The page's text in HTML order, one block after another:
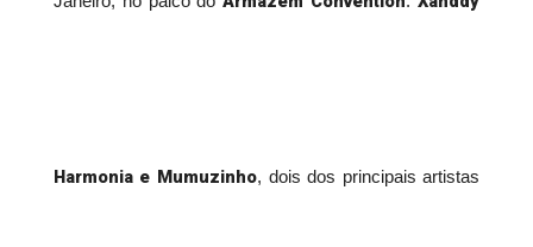
Harmonia e Mumuzinho, dois dos principais artistas